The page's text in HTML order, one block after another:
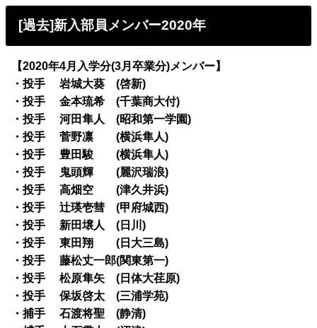
[過去]新入部員メンバー2020年
【2020年4月入学分(3月卒業分)メンバー】
・投手 岩城大葵 (啓新)
・投手 金本琉希 (千葉商大付)
・投手 河田隼人 (昭和第一学園)
・投手 菅野凛 (横浜隼人)
・投手 豊田駿 (横浜隼人)
・投手 鬼頭輝 (麗沢瑞浪)
・投手 高畑空 (津久井浜)
・投手 辻瑛壱彗 (甲府城西)
・投手 新田壌人 (日川)
・投手 東田翔 (日大三島)
・投手 藤松丈一郎(関東第一)
・投手 松原隼矢 (日体大荏原)
・投手 保坂啓太 (三浦学苑)
・捕手 石渡将聖 (静清)